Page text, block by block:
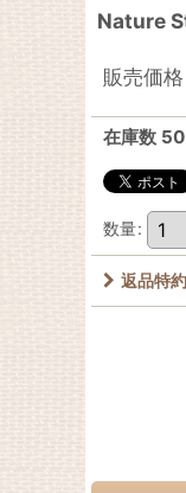
Nature
販売価格
在庫数 50
数量:
返品特